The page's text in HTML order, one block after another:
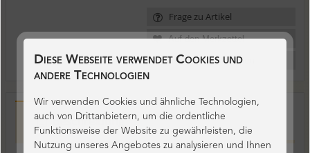
Frage zu Artikel
Bewertung schreiben
Beschreibung
Diese Webseite verwendet Cookies und
andere Technologien
Wir verwenden Cookies und ähnliche Technologien,
auch von Drittanbietern, um die ordentliche
Funktionsweise der Website zu gewährleisten, die
Nutzung unseres Angebotes zu analysieren und Ihnen